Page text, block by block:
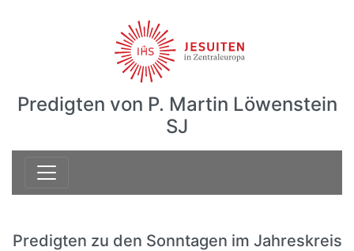
Predigten von P. Martin Löwenstein
SJ
Predigten zu den Sonntagen im Jahreskreis